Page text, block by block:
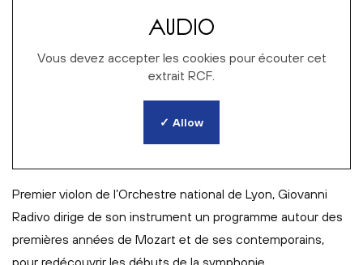
AUDIO
Vous devez accepter les cookies pour écouter cet
extrait RCF.
✓ Allow
Premier violon de l’Orchestre national de Lyon, Giovanni
Radivo dirige de son instrument un programme autour des
premières années de Mozart et de ses contemporains,
pour redécouvrir les débuts de la symphonie.